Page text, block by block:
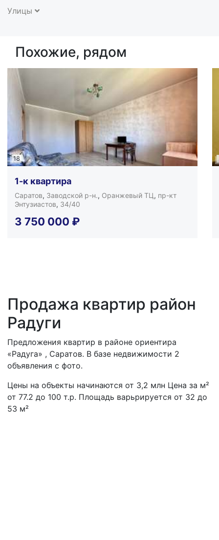
Улицы
Похожие, рядом
18
1-к квартира
Саратов, Заводской р-н., Оранжевый ТЦ, пр-кт
Энтузиастов, 34/40
3 750 000 ₽
Продажа квартир район
Радуги
Предложения квартир в районе ориентира
«Радуга» , Саратов. В базе недвижимости 2
объявления с фото.
Цены на объекты начинаются от 3,2 млн Цена за м²
от 77.2 до 100 т.р. Площадь варьрируется от 32 до
53 м²